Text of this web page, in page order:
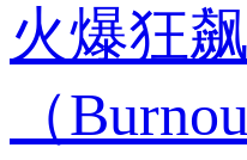
火爆狂
（